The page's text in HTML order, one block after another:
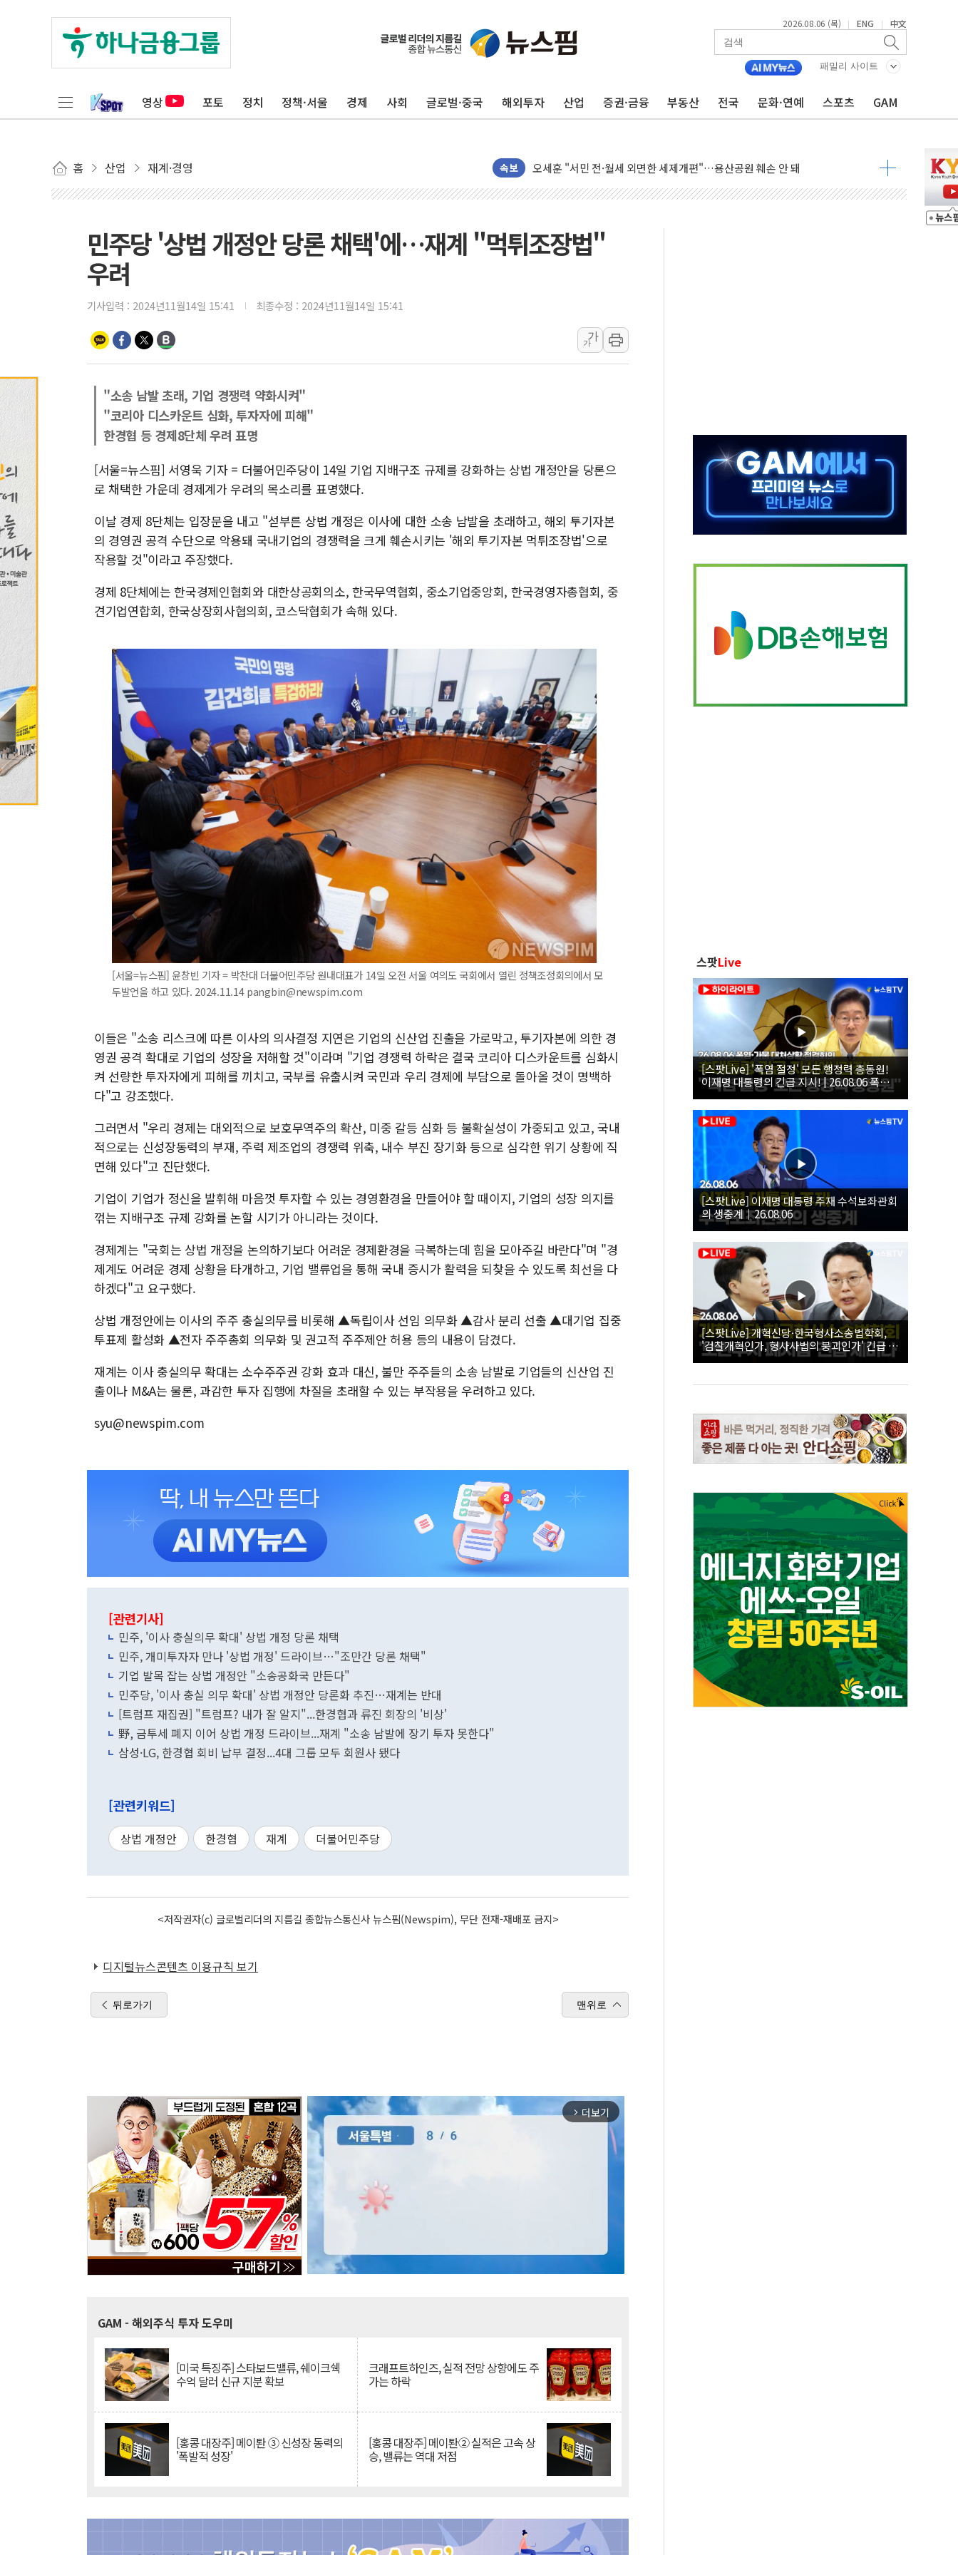
2026.08.06 (목) | ENG | 中文
패밀리 사이트
영상 포토 정치 정책·서울 경제 사회 글로벌·중국 해외투자 산업 증권·금융 부동산 전국 문화·연예 스포츠 GAM
홈 산업 재계·경영 속보
[뉴스핌 이 시각 PICK] 李 "40도 폭염, 외신에서나 보던 일" 外
제이씨케미칼, 상반기 영업익 108% 증가
보훈부 "노태우 참배 계획 없다"…전직 대통령 예우 대상 제외·국민 정서 고려
온코닉테라퓨틱스 '자큐보', 인도 품목허가…해외 첫 허가
현대百 지주체제 '마지막 퍼즐'…현대홈쇼핑 1.2조 투자자산 떼낸다
'檢 합수본 참여' 여부 논란...법조계 "법적근거 없어, 위법수집증거 가능성"
서울 최고 기온 39도 기록
폭염 이어지는 서울... 39도 기록
민주당 '상법 개정안 당론 채택'에…재계 "먹튀조장법"
우려
기사입력 : 2024년11월14일 15:41 최종수정 : 2024년11월14일 15:41
가
가
"소송 남발 초래, 기업 경쟁력 약화시켜"
"코리아 디스카운트 심화, 투자자에 피해"
한경협 등 경제8단체 우려 표명
[서울=뉴스핌] 서영욱 기자 = 더불어민주당이 14일 기업 지배구조 규제를 강화하는 상법 개정안을 당론으
로 채택한 가운데 경제계가 우려의 목소리를 표명했다.
이날 경제 8단체는 입장문을 내고 "섣부른 상법 개정은 이사에 대한 소송 남발을 초래하고, 해외 투기자본
의 경영권 공격 수단으로 악용돼 국내기업의 경쟁력을 크게 훼손시키는 '해외 투기자본 먹튀조장법'으로
작용할 것"이라고 주장했다.
경제 8단체에는 한국경제인협회와 대한상공회의소, 한국무역협회, 중소기업중앙회, 한국경영자총협회, 중
견기업연합회, 한국상장회사협의회, 코스닥협회가 속해 있다.
[서울=뉴스핌] 윤창빈 기자 = 박찬대 더불어민주당 원내대표가 14일 오전 서울 여의도 국회에서 열린 정책조정회의에서 모
두발언을 하고 있다. 2024.11.14 pangbin@newspim.com
이들은 "소송 리스크에 따른 이사의 의사결정 지연은 기업의 신산업 진출을 가로막고, 투기자본에 의한 경
영권 공격 확대로 기업의 성장을 저해할 것"이라며 "기업 경쟁력 하락은 결국 코리아 디스카운트를 심화시
켜 선량한 투자자에게 피해를 끼치고, 국부를 유출시켜 국민과 우리 경제에 부담으로 돌아올 것이 명백하
다"고 강조했다.
그러면서 "우리 경제는 대외적으로 보호무역주의 확산, 미중 갈등 심화 등 불확실성이 가중되고 있고, 국내
적으로는 신성장동력의 부재, 주력 제조업의 경쟁력 위축, 내수 부진 장기화 등으로 심각한 위기 상황에 직
면해 있다"고 진단했다.
기업이 기업가 정신을 발휘해 마음껏 투자할 수 있는 경영환경을 만들어야 할 때이지, 기업의 성장 의지를
꺾는 지배구조 규제 강화를 논할 시기가 아니라는 것이다.
경제계는 "국회는 상법 개정을 논의하기보다 어려운 경제환경을 극복하는데 힘을 모아주길 바란다"며 "경
제계도 어려운 경제 상황을 타개하고, 기업 밸류업을 통해 국내 증시가 활력을 되찾을 수 있도록 최선을 다
하겠다"고 요구했다.
상법 개정안에는 이사의 주주 충실의무를 비롯해 ▲독립이사 선임 의무화 ▲감사 분리 선출 ▲대기업 집중
투표제 활성화 ▲전자 주주총회 의무화 및 권고적 주주제안 허용 등의 내용이 담겼다.
재계는 이사 충실의무 확대는 소수주주권 강화 효과 대신, 불만 주주들의 소송 남발로 기업들의 신산업 진
출이나 M&A는 물론, 과감한 투자 집행에 차질을 초래할 수 있는 부작용을 우려하고 있다.
syu@newspim.com
[관련기사]
민주, '이사 충실의무 확대' 상법 개정 당론 채택
민주, 개미투자자 만나 '상법 개정' 드라이브…"조만간 당론 채택"
기업 발목 잡는 상법 개정안 "소송공화국 만든다"
민주당, '이사 충실 의무 확대' 상법 개정안 당론화 추진…재계는 반대
[트럼프 재집권] "트럼프? 내가 잘 알지"...한경협과 류진 회장의 '비상'
野, 금투세 폐지 이어 상법 개정 드라이브...재계 "소송 남발에 장기 투자 못한다"
삼성·LG, 한경협 회비 납부 결정...4대 그룹 모두 회원사 됐다
[관련키워드]
상법 개정안 한경협 재계 더불어민주당
<저작권자(c) 글로벌리더의 지름길 종합뉴스통신사 뉴스핌(Newspim), 무단 전재-재배포 금지>
디지털뉴스콘텐츠 이용규칙 보기
뒤로가기 맨위로
arrow_forward_ios 더보기
GAM - 해외주식 투자 도우미
[미국 특징주] 스타보드밸류, 쉐이크쉑
수억 달러 신규 지분 확보
크래프트하인즈, 실적 전망 상향에도 주
가는 하락
[홍콩 대장주] 메이퇀 ③ 신성장 동력의
'폭발적 성장'
[홍콩 대장주] 메이퇀② 실적은 고속 상
승, 밸류는 역대 저점
스팟Live
[스팟Live] '폭염 절정' 모든 행정력 총동원!
이재명 대통령의 긴급 지시! | 26.08.06 폭염•
가뭄 대처상황 점검회의
[스팟Live] 이재명 대통령 주재 수석보좌관회
의 생중계｜26.08.06
[스팟Live] 개혁신당·한국형사소송법학회,
'검찰개혁인가, 형사사법의 붕괴인가' 긴급 세
미나｜26.08.06